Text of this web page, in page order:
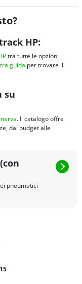
HP:
tra tutte le opzioni
guida per trovare il
su
. Il catalogo offre
dal budget alle
pneumatici